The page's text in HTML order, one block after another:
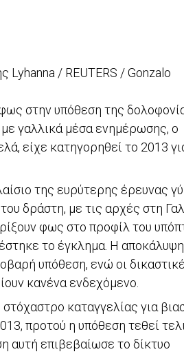
Lyhanna / REUTERS / Gonzalo
στην υπόθεση της
γαλλικά μέσα ενημέρωσης, ο
είχε κατηγορηθεί το 2013
της ευρύτερης έρευνας
δράστη, με τις αρχές στη
φως στο προφίλ του
το έγκλημα. Η αποκάλυψη
υπόθεση, ενώ οι
κανένα ενδεχόμενο.
καταγγελίας για
προτού η υπόθεση τεθεί
αυτή επιβεβαίωσε το δίκτυο